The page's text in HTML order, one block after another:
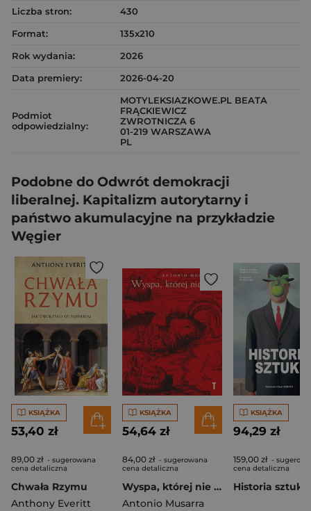
Liczba stron:
430
Format:
135x210
Rok wydania:
2026
Data premiery:
2026-04-20
Podmiot
odpowiedzialny:
MOTYLEKSIAZKOWE.PL BEATA
FRĄCKIEWICZ
ZWROTNICZA 6
01-219 WARSZAWA
PL
Podobne do Odwrót demokracji
liberalnej. Kapitalizm autorytarny i
państwo akumulacyjne na przykładzie
Węgier
KSIĄŻKA
53,40 zł
89,00 zł - sugerowana
cena detaliczna
Chwała Rzymu
Anthony Everitt
KSIĄŻKA
54,64 zł
84,00 zł - sugerowana
cena detaliczna
Wyspa, której nie ma
Antonio Musarra
KSIĄŻKA
94,29 zł
159,00 zł -
cena detaliczna
Historia sztuki